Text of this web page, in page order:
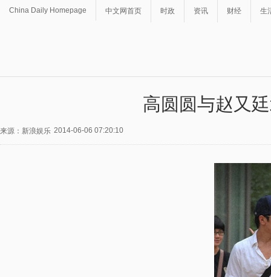
China Daily Homepage 中文网首页 时政 资讯 财经 生
高圆圆与赵又
来源：新浪娱乐 2014-06-06 07:20:10